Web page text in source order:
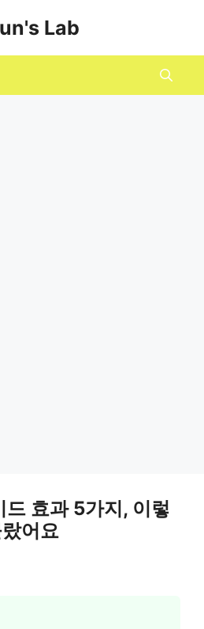
Lab
드 효과 5가지, 이렇
어요